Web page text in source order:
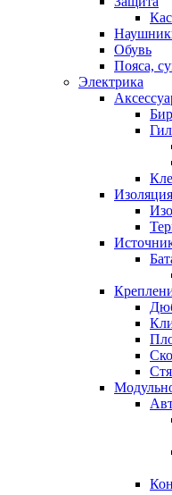
Обувь
Пояса,
Электрика